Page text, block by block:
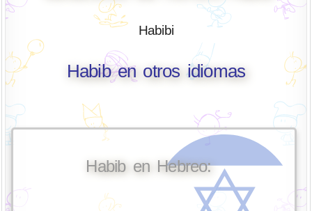
Habibi
Habib en otros idiomas
Habib en Hebreo: